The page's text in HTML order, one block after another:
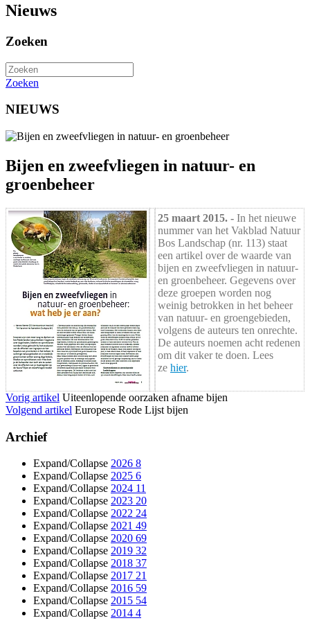
Nieuws
Zoeken
Zoeken
NIEUWS
Bijen en zweefvliegen in natuur- en
groenbeheer
25 maart 2015. - In het nieuwe
nummer van het Vakblad Natuur
Bos Landschap (nr. 113) staat
een artikel over de waarde van
bijen en zweefvliegen in natuur-
en groenbeheer. Gegevens over
deze groepen worden nog
weinig betrokken in het beheer
van natuur- en groengebieden,
volgens de auteurs ten onrechte.
De auteurs noemen acht redenen
om dit vaker te doen. Lees
ze hier.
Vorig artikel Uiteenlopende oorzaken afname bijen
Volgend artikel Europese Rode Lijst bijen
Archief
Expand/Collapse 2026 8
Expand/Collapse 2025 6
Expand/Collapse 2024 11
Expand/Collapse 2023 20
Expand/Collapse 2022 24
Expand/Collapse 2021 49
Expand/Collapse 2020 69
Expand/Collapse 2019 32
Expand/Collapse 2018 37
Expand/Collapse 2017 21
Expand/Collapse 2016 59
Expand/Collapse 2015 54
Expand/Collapse 2014 4